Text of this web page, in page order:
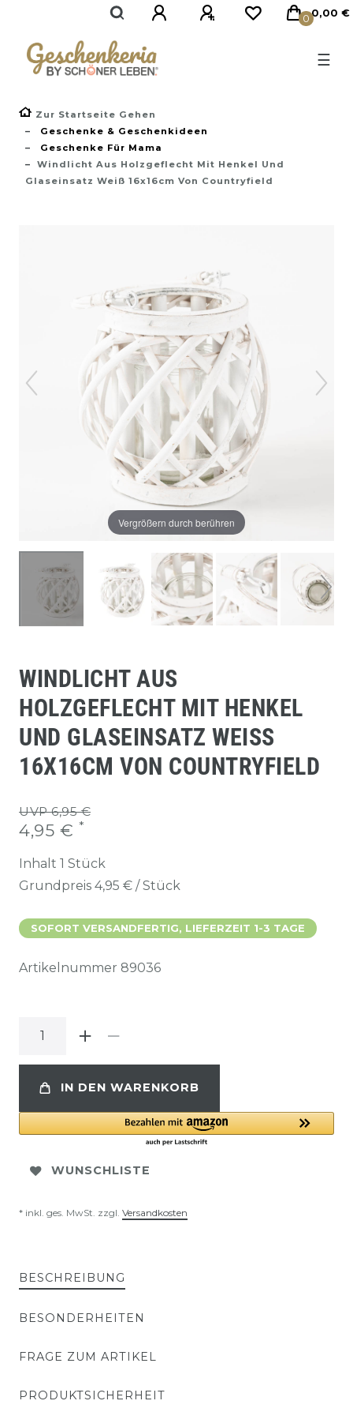
0 0,00 €
☰
Zur Startseite Gehen
Geschenke & Geschenkideen
Geschenke Für Mama
Windlicht Aus Holzgeflecht Mit Henkel Und
Glaseinsatz Weiß 16x16cm Von Countryfield
Vergrößern durch berühren
WINDLICHT AUS
HOLZGEFLECHT MIT HENKEL
UND GLASEINSATZ WEISS 1
6X16CM VON COUNTRYFIELD
UVP 6,95 €
4,95 € *
Inhalt 1 Stück
Grundpreis 4,95 € / Stück
SOFORT VERSANDFERTIG, LIEFERZEIT 1-3 TAGE
Artikelnummer 89036
IN DEN WARENKORB
WUNSCHLISTE
* inkl. ges. MwSt. zzgl. Versandkosten
BESCHREIBUNG
BESONDERHEITEN
FRAGE ZUM ARTIKEL
PRODUKTSICHERHEIT